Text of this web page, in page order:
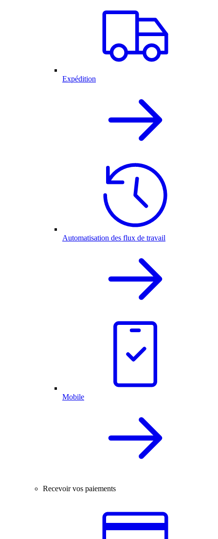
Expédition
Automatisation des flux de travail
Mobile
Recevoir vos paiements